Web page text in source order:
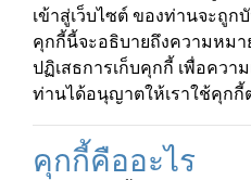
เข้าสู่เว็บไซต์ ของท่านจะถูก
คุกกี้นี้จะอธิบายถึงความหมา
ปฏิเสธการเก็บคุกกี้ เพื่อควา
ท่านได้อนุญาตให้เราใช้คุกกี้
คุกกี้คืออะไร